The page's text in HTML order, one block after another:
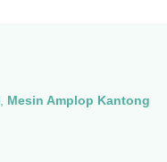
Mesin Amplop Kantong